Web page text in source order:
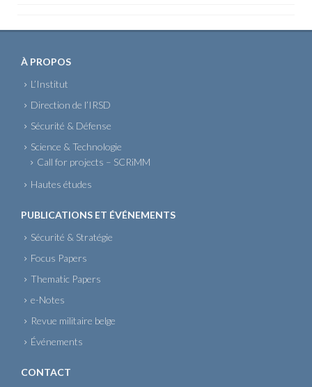
À PROPOS
L’Institut
Direction de l’IRSD
Sécurité & Défense
Science & Technologie
Call for projects – SCRiMM
Hautes études
PUBLICATIONS ET ÉVÉNEMENTS
Sécurité & Stratégie
Focus Papers
Thematic Papers
e-Notes
Revue militaire belge
Événements
CONTACT